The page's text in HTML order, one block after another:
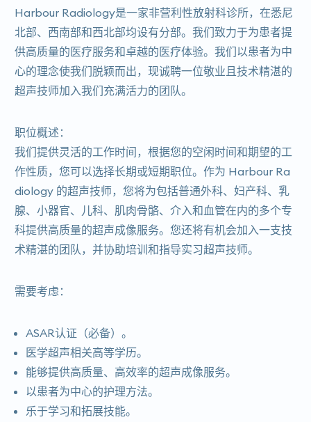
Harbour Ra​​diology是一家非营利性放射科诊所，在悉尼
北部、西南部和西北部均设有分部。我们致力于为患者提
供高质量的医疗服务和卓越的医疗体验。我们以患者为中
心的理念使我们脱颖而出，现诚聘一位敬业且技术精湛的
超声技师加入我们充满活力的团队。
职位概述：
我们提供灵活的工作时间，根据您的空闲时间和期望的工
作性质，您可以选择长期或短期职位。作为 Harbour Ra​​
diology 的超声技师，您将为包括普通外科、妇产科、乳
腺、小器官、儿科、肌肉骨骼、介入和血管在内的多个专
科提供高质量的超声成像服务。您还将有机会加入一支技
术精湛的团队，并协助培训和指导实习超声技师。
需要考虑：
ASAR认证（必备）。
医学超声相关高等学历。
能够提供高质量、高效率的超声成像服务。
以患者为中心的护理方法。
乐于学习和拓展技能。